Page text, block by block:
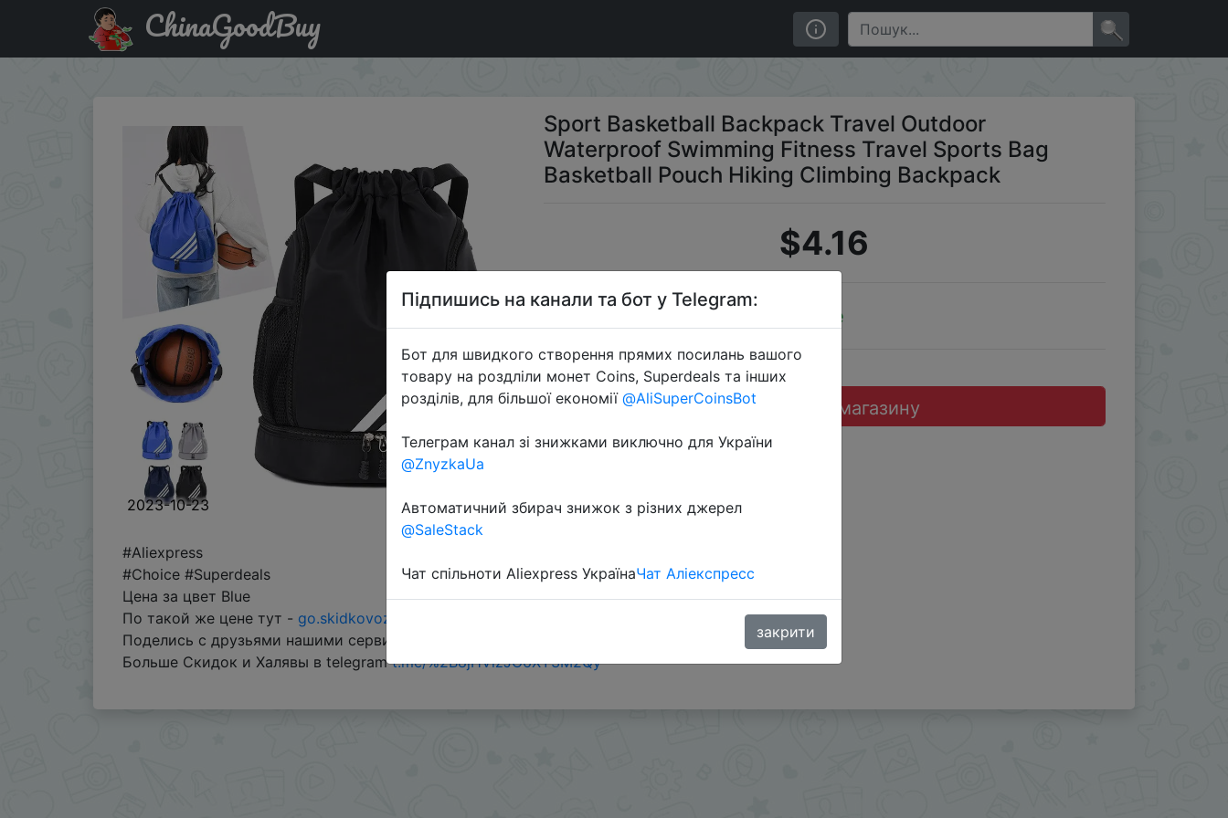
Придбати по акціи Sport Basketball Backpack Travel Outdoor Waterproof Swimming Fitness Travel Sports Bag Basketball Pouch Hiking Climbing Backpack
ChinaGoodBuy
2023-10-23
Sport Basketball Backpack Travel Outdoor
Waterproof Swimming Fitness Travel Sports Bag
Basketball Pouch Hiking Climbing Backpack
$4.16
Sale
Перейти до магазину
#Aliexpress
#Choice #Superdeals
Цена за цвет Blue
По такой же цене тут - go.skidkovoz.com/IYho4
Поделись с друзьями нашими сервисами - @Skidkovozik
Больше Скидок и Халявы в telegramt.me/%2B8jHVizJO6XY3M2Qy
Підпишись на канали та бот у Telegram:
Бот для швидкого створення прямих посилань вашого
товару на роздліли монет Coins, Superdeals та інших
розділів, для більшої економії @AliSuperCoinsBot
Телеграм канал зі знижками виключно для України
@ZnyzkaUa
Автоматичний збирач знижок з різних джерел
@SaleStack
Чат спільноти Aliexpress УкраїнаЧат Аліекспресс
закрити